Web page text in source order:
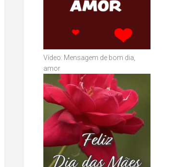
Vídeo: Mensagem de bom dia,
amor